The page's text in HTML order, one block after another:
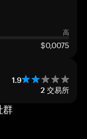
高
$0,0075
1.9
2 交易所
群